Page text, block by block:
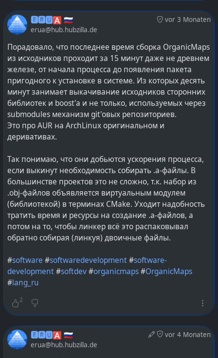
Дело не в том, что русские компании якобы не могут
делать софт. Просто российские пользователи слабо
знакомы с продукцией тех российских компаний,
которые реально многут и хорошо известные со своим
софтом на международном рынке. В медийном
пространстве российских пользователей активнее
всего окучивают именно убогие компании, которые
способны работать лишь на внутренний российский
рыночек. Поскольку нормальные компании,
освоившись на международном рынке, не хотят
пачкаться бултыхаясь в одном тазике с убого
упоротыми компаниями, местячкового розлива и
значимости :)
#AliveColors# software#softwaredevelopment#softdev
#lang_ru
ꙮwrote the following Beitrag vor 3 Monaten
с радостью бы перешёл на российский alivecolors
вместо гимпа/криты, если бы мог его хотя б
протестировать на разных версиях и каждый раз
он вылетает при запуске. в прошлый раз
обращение в поддержку что-то вылечило, а что-то
Причём ладно б если б мой дистр (opensuse) у них
не поддерживался, так они на сайте для него
репозитории публикуют!
vor 3 Monaten
🅴🆁🆄🅰 🇷🇺
erua@hub.hubzilla.de
Порадовало, что последнее время сборка OrganicMaps
из исходников проходит за 15 минут даже не древнем
железе, от начала процесса до появления пакета
пригодного к установке в системе. Из которых десять
минут занимает выкачивание исходников сторонних
библиотек и boost'а и не только, используемых через
submodules механизм git'овых репозиториев.
Это про AUR на ArchLinux оригинальном и
деривативах.
Так понимаю, что они добьются ускорения процесса,
если выкинут необходимость собирать .a-файлы. В
большинстве проектов это не сложно, т.к. набор из
.obj-файлов объявляется виртуальным модулем
(библиотекой) в терминах CMake. Уходит надобность
тратить время и ресурсы на создание .a-файлов, а
потом на то, чтобы линкер всё это распаковывал
обратно собирая (линкуя) двоичные файлы.
#software #softwaredevelopment#software-
development#softdev#organicmaps#OrganicMaps
#lang_ru
2
vor 4 Monaten
🅴🆁🆄🅰 🇷🇺
erua@hub.hubzilla.de